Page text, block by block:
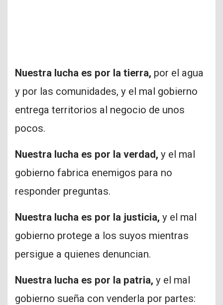
Nuestra lucha es por la tierra, por el agua
y por las comunidades, y el mal gobierno
entrega territorios al negocio de unos
pocos.
Nuestra lucha es por la verdad, y el mal
gobierno fabrica enemigos para no
responder preguntas.
Nuestra lucha es por la justicia, y el mal
gobierno protege a los suyos mientras
persigue a quienes denuncian.
Nuestra lucha es por la patria, y el mal
gobierno sueña con venderla por partes: